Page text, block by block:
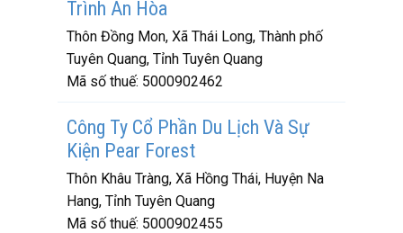
Trình An Hòa
Thôn Đồng Mon, Xã Thái Long, Thành phố
Tuyên Quang, Tỉnh Tuyên Quang
Mã số thuế: 5000902462
Công Ty Cổ Phần Du Lịch Và Sự
Kiện Pear Forest
Thôn Khâu Tràng, Xã Hồng Thái, Huyện Na
Hang, Tỉnh Tuyên Quang
Mã số thuế: 5000902455